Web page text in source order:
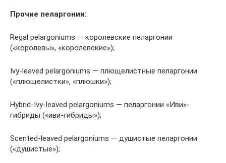
Прочие пеларгонии:
Regal pelargoniums — королевские пеларгонии
(«королевы», «королевские»);
Ivy-leaved pelargoniums — плющелистные пеларгонии
(«плющелистки», «плюшки»);
Hybrid-Ivy-leaved pelargoniums — пеларгонии «Иви»-
гибриды («иви-гибриды»);
Scented-leaved pelargoniums — душистые пеларгонии
(«душистые»);